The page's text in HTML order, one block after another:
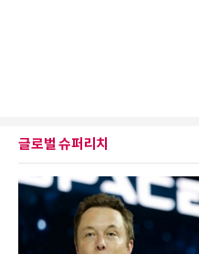
글로벌 슈퍼리치